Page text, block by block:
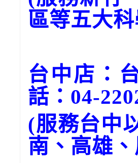
區等五大
台中店：
話：04-
(服務台中
南、高雄